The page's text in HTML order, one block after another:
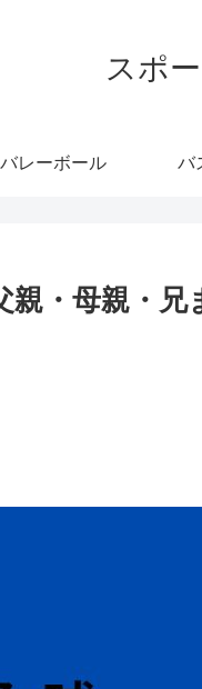
スポ
バレーボール バ
・母親・兄